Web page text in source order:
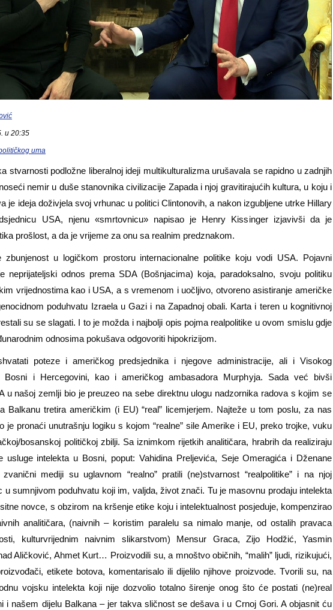
u 20:35
uma
stvarnosti podložne liberalnoj ideji multikulturalizma urušavala se rapidno u zadnjih
nemir u duše stanovnika civilizacije Zapada i njoj gravitirajućih kultura, u koju i
je ideja doživjela svoj vrhunac u politici Clintonovih, a nakon izgubljene utrke Hillary
USA, njenu «smrtovnicu» napisao je Henry Kissinger izjavivši da je
prošlost, a da je vrijeme za onu sa realnim predznakom.
zbunjenost u logičkom prostoru internacionalne politike koju vodi USA. Pojavni
neprijateljski odnos prema SDA (Bošnjacima) koja, paradoksalno, svoju politiku
vrijednostima kao i USA, a s vremenom i uočljivo, otvoreno asistiranje američke
poduhvatu Izraela u Gazi i na Zapadnoj obali. Karta i teren u kognitivnoj
su se slagati. I to je možda i najbolji opis pojma realpolitike u ovom smislu gdje
odnosima pokušava odgovoriti hipokrizijom.
poteze i američkog predsjednika i njegove administracije, ali i Visokog
Bosni i Hercegovini, kao i američkog ambasadora Murphyja. Sada već bivši
u našoj zemlji bio je preuzeo na sebe direktnu ulogu nadzornika radova s kojim se
Balkanu tretira američkim (i EU) “real” licemjerjem. Najteže u tom poslu, za nas
je pronaći unutrašnju logiku s kojom “realne” sile Amerike i EU, preko trojke, vuku
bosanskoj političkoj zbilji. Sa iznimkom rijetkih analitičara, hrabrih da realiziraju
usluge intelekta u Bosni, poput: Vahidina Preljevića, Seje Omeragića i Dženane
mediji su uglavnom “realno” pratili (ne)stvarnost “realpolitike” i na njoj
u sumnjivom poduhvatu koji im, valjda, život znači. Tu je masovnu prodaju intelekta
novce, s obzirom na kršenje etike koju i intelektualnost posjeduje, kompenzirao
analitičara, (naivnih – koristim paralelu sa nimalo manje, od ostalih pravaca
kulturvrijednim naivnim slikarstvom) Mensur Graca, Zijo Hodžić, Yasmin
Aličković, Ahmet Kurt… Proizvodili su, a mnoštvo običnih, “malih” ljudi, rizikujući,
etikete botova, komentarisalo ili dijelilo njihove proizvode. Tvorili su, na
vojsku intelekta koji nije dozvolio totalno širenje onog što će postati (ne)real
i našem dijelu Balkana – jer takva sličnost se dešava i u Crnoj Gori. A objasnitću